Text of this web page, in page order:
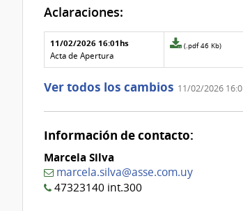
Aclaraciones:
Aclaraciones del llamado
Fecha y
texto de
la
Archivo
de la
11/02/2026 16:01hs
Acta de Apertura
Archivo
de
aclaración
0
(.pdf 46 Kb)
Ver todos los cambios 11/02/2026
Información de contacto:
Marcela Silva
marcela.silva@asse.com.uy
47323140 int.300